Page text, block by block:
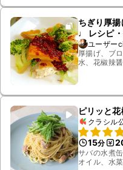
ちぎり厚
♩ レシピ
ユーザー
厚揚げ、ブ
水、花椒辣醤
ピリッと
クラシル
15分
サバの水煮
オイル、水